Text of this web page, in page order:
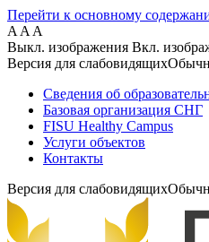
Перейти к основному
A A A
Выкл. изображения Вкл.
Версия для слабовидящих
Сведения об
Базовая организация СНГ
FISU Healthy Campus
Услуги объектов
Контакты
Версия для слабовидящих